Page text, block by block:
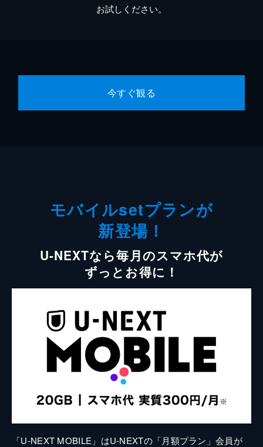
お試しください。
今すぐ観る
モバイルsetプランが
新登場！
U-NEXTなら毎月のスマホ代が
ずっとお得に！
「U-NEXT MOBILE」はU-NEXTの「月額プラン」会員が